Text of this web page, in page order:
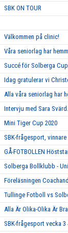
SBK ON TOUR
Välkommen på clinic!
Våra seniorlag har
Succé för Solberga
Idag gratulerar vi
Alla våra seniorlag har
Intervju med Sara Svärd.
Mini Tiger Cup 2020
SBK-frågesport,
GÅ-FOTBOLLEN
Solberga Bollklubb -
Föreläsningen
Tullinge Fotboll vs
Alla Är Olika-Olika Är Bra
SBK-frågesport vecka 3